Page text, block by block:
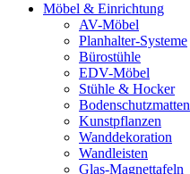
Möbel & Einrichtung
AV-Möbel
Planhalter-Systeme
Bürostühle
EDV-Möbel
Stühle & Hocker
Bodenschutzmatten
Kunstpflanzen
Wanddekoration
Wandleisten
Glas-Magnettafeln